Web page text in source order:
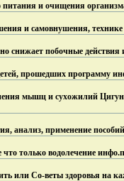
и очищения
и самовнушения,
снижает побочные действия
прошедших программу
мышц и сухожилий
анализ, применение
только водолечение инфо.
или Со-веты здоровья на